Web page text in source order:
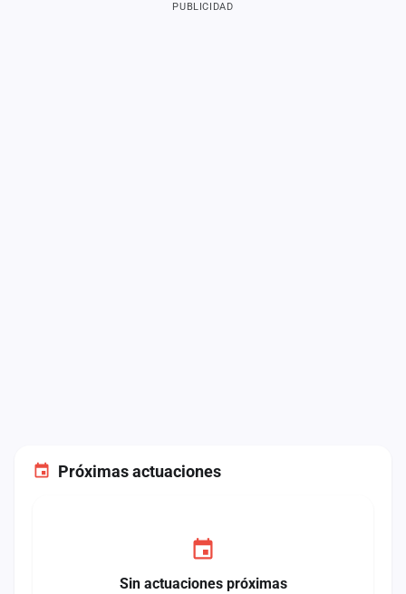
Próximas actuaciones
Sin actuaciones próximas
PUBLICIDAD